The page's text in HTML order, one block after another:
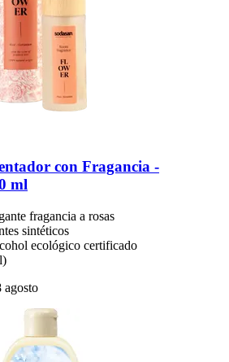
con Fragancia -​
ml
fragancia a rosas
sintéticos
ecológico certificado
agosto